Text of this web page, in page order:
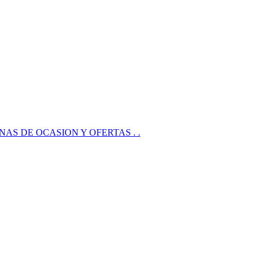
DE OCASION Y OFERTAS . .